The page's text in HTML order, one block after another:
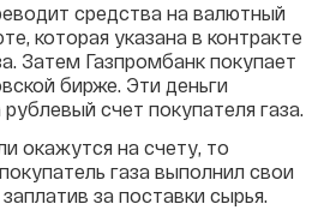
средства на валютный
которая указана в контракте
Затем Газпромбанк покупает
бирже. Эти деньги
счет покупателя газа.
окажутся на счету, то
газа выполнил свои
за поставки сырья.